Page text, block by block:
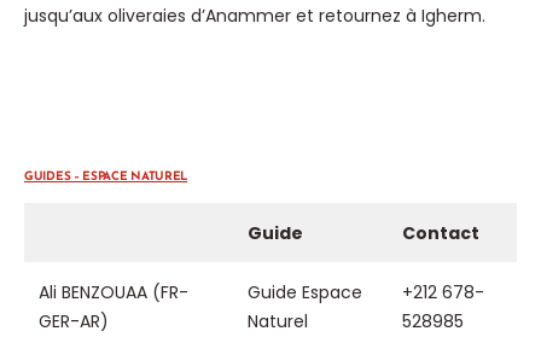
jusqu’aux oliveraies d’Anammer et retournez à Igherm.
GUIDES – ESPACE NATUREL
Guide Contact
Ali BENZOUAA (FR-
GER-AR)
Guide Espace
Naturel
+212 678-
528985